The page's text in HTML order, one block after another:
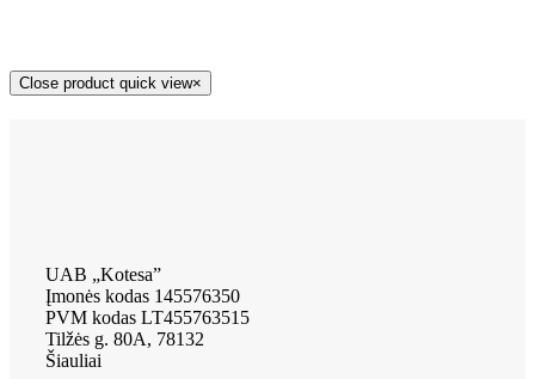
Close product quick view×
UAB „Kotesa”
Įmonės kodas 145576350
PVM kodas LT455763515
Tilžės g. 80A, 78132
Šiauliai